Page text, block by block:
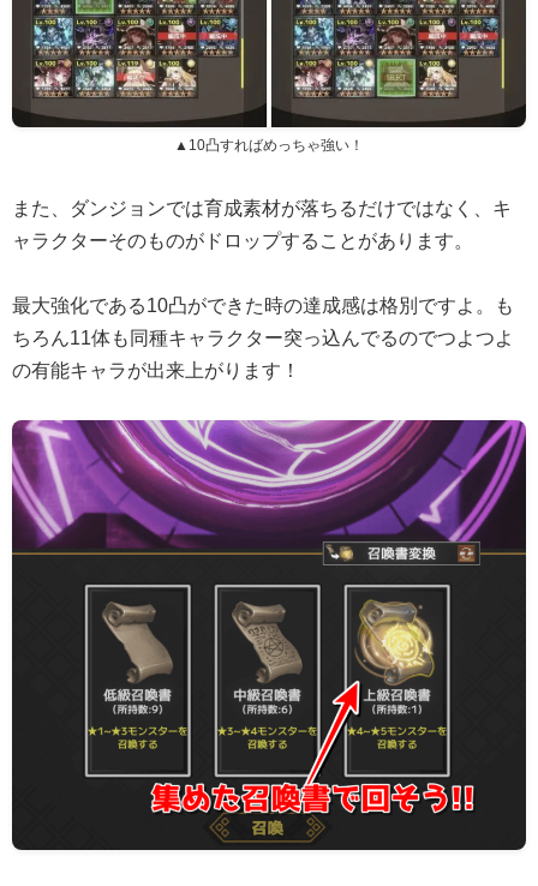
▲10凸すればめっちゃ強い！
また、ダンジョンでは育成素材が落ちるだけではなく、キ
ャラクターそのものがドロップすることがあります。
最大強化である10凸ができた時の達成感は格別ですよ。も
ちろん11体も同種キャラクター突っ込んでるのでつよつよ
の有能キャラが出来上がります！